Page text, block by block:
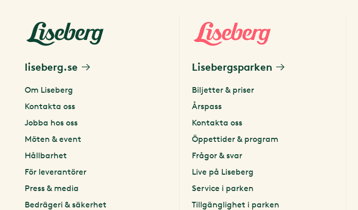
liseberg.se
Om Liseberg
Kontakta oss
Jobba hos oss
Möten & event
Hållbarhet
För leverantörer
Press & media
Bedrägeri & säkerhet
Lisebergsparken
Biljetter & priser
Årspass
Kontakta oss
Öppettider & program
Frågor & svar
Live på Liseberg
Service i parken
Tillgänglighet i parken